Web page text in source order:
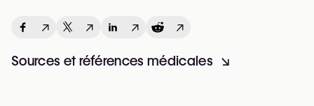
↗ ↗ ↗ ↗
Sources et références médicales ↘